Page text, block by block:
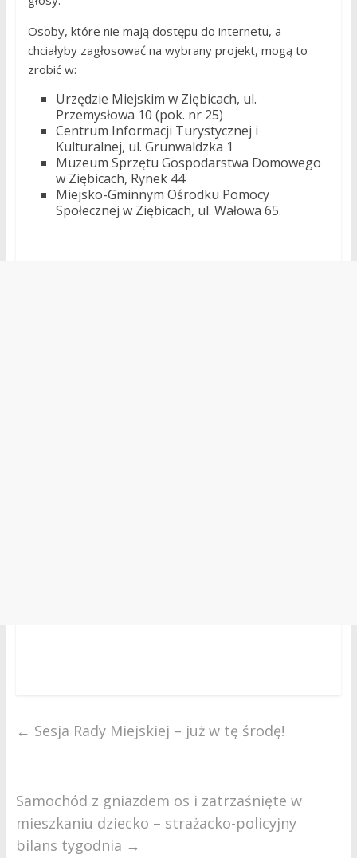
Osoby, które nie mają dostępu do internetu, a
chciałyby zagłosować na wybrany projekt, mogą to
zrobić w:
Urzędzie Miejskim w Ziębicach, ul.
Przemysłowa 10 (pok. nr 25)
Centrum Informacji Turystycznej i
Kulturalnej, ul. Grunwaldzka 1
Muzeum Sprzętu Gospodarstwa Domowego
w Ziębicach, Rynek 44
Miejsko-Gminnym Ośrodku Pomocy
Społecznej w Ziębicach, ul. Wałowa 65.
← Sesja Rady Miejskiej – już w tę środę!
Samochód z gniazdem os i zatrzaśnięte w
mieszkaniu dziecko – strażacko-policyjny
bilans tygodnia →